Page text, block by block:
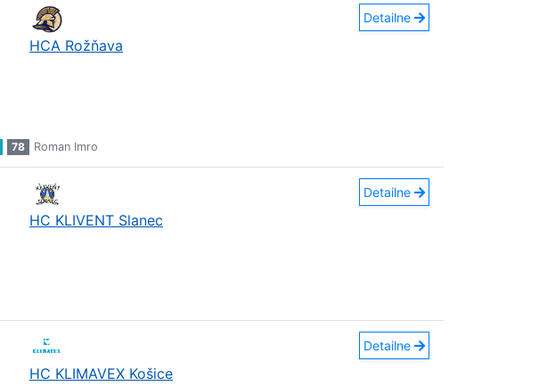
HCA Rožňava
Detailne
78 Roman Imro
HC KLIVENT Slanec
Detailne
HC KLIMAVEX Košice
Detailne